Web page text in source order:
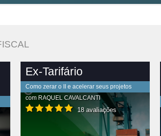
Ex-Tarifário
Como zerar o II e acelerar seus projetos
com RAQUEL CAVALCANTI
18 avaliações